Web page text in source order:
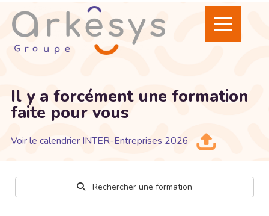
Il y a forcément une formation
faite pour vous
Voir le calendrier INTER-Entreprises 2026
Rechercher une formation